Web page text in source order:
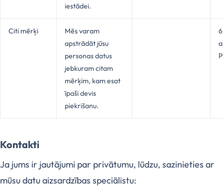
iestādei.
Citi mērķi
Mēs varam
apstrādāt jūsu
personas datus
jebkuram citam
mērķim, kam esat
īpaši devis
piekrišanu.
Kontakti
Ja jums ir jautājumi par privātumu, lūdzu, sazinieties ar
mūsu datu aizsardzības speciālistu: